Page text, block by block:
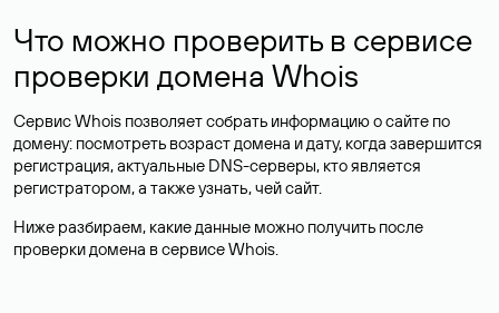
Что можно проверить в сервисе
проверки домена Whois
Сервис Whois позволяет собрать информацию о сайте по
домену: посмотреть возраст домена и дату, когда завершится
регистрация, актуальные DNS-серверы, кто является
регистратором, а также узнать, чей сайт.
Ниже разбираем, какие данные можно получить после
проверки домена в сервисе Whois.